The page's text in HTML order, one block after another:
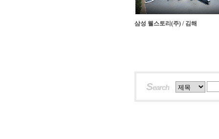
삼성 웰스토리(주) / 김해
Search